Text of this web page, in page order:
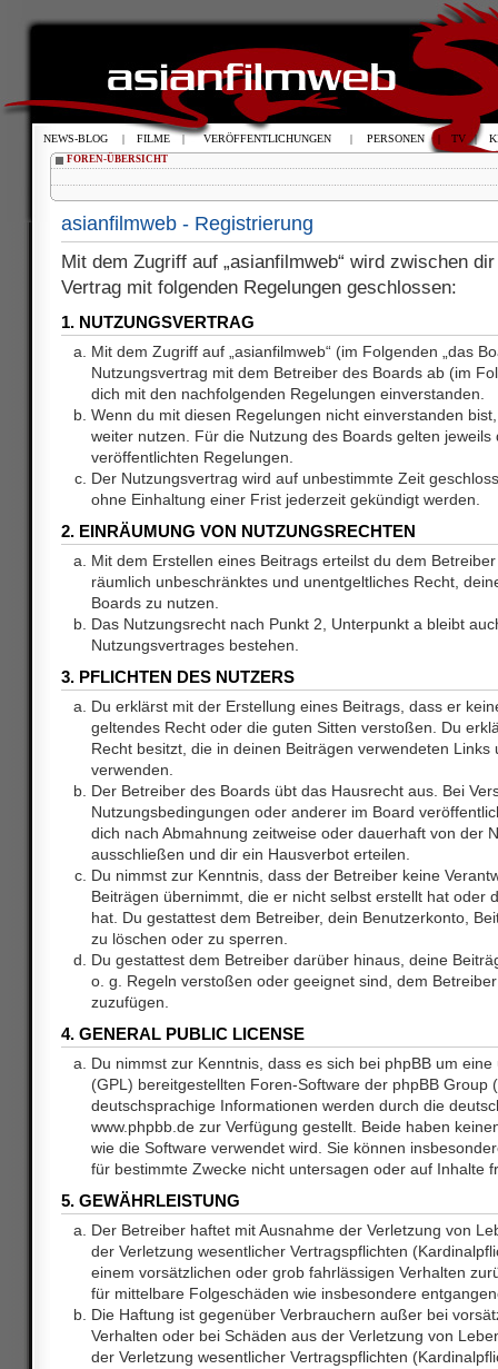
FOREN-ÜBERSICHT
asianfilmweb - Registrierung
Mit dem Zugriff auf „asianfilmweb“ wird zwischen
Vertrag mit folgenden Regelungen geschlossen:
1. NUTZUNGSVERTRAG
Mit dem Zugriff auf „asianfilmweb“ (im Folgenden „das
Nutzungsvertrag mit dem Betreiber des Boards ab (im
dich mit den nachfolgenden Regelungen einverstanden.
Wenn du mit diesen Regelungen nicht einverstanden
weiter nutzen. Für die Nutzung des Boards gelten jeweils
veröffentlichten Regelungen.
Der Nutzungsvertrag wird auf unbestimmte Zeit
ohne Einhaltung einer Frist jederzeit gekündigt werden.
2. EINRÄUMUNG VON NUTZUNGSRECHTEN
Mit dem Erstellen eines Beitrags erteilst du dem
räumlich unbeschränktes und unentgeltliches Recht,
Boards zu nutzen.
Das Nutzungsrecht nach Punkt 2, Unterpunkt a bleibt
Nutzungsvertrages bestehen.
3. PFLICHTEN DES NUTZERS
Du erklärst mit der Erstellung eines Beitrags, dass er
geltendes Recht oder die guten Sitten verstoßen. Du
Recht besitzt, die in deinen Beiträgen verwendeten Links
verwenden.
Der Betreiber des Boards übt das Hausrecht aus. Bei
Nutzungsbedingungen oder anderer im Board
dich nach Abmahnung zeitweise oder dauerhaft von der
ausschließen und dir ein Hausverbot erteilen.
Du nimmst zur Kenntnis, dass der Betreiber keine
Beiträgen übernimmt, die er nicht selbst erstellt hat oder
hat. Du gestattest dem Betreiber, dein Benutzerkonto,
zu löschen oder zu sperren.
Du gestattest dem Betreiber darüber hinaus, deine
o. g. Regeln verstoßen oder geeignet sind, dem
zuzufügen.
4. GENERAL PUBLIC LICENSE
Du nimmst zur Kenntnis, dass es sich bei phpBB um
(GPL) bereitgestellten Foren-Software der phpBB Group
deutschsprachige Informationen werden durch die
www.phpbb.de zur Verfügung gestellt. Beide haben
wie die Software verwendet wird. Sie können
für bestimmte Zwecke nicht untersagen oder auf Inhalte
5. GEWÄHRLEISTUNG
Der Betreiber haftet mit Ausnahme der Verletzung von
der Verletzung wesentlicher Vertragspflichten
einem vorsätzlichen oder grob fahrlässigen Verhalten
für mittelbare Folgeschäden wie insbesondere
Die Haftung ist gegenüber Verbrauchern außer bei
Verhalten oder bei Schäden aus der Verletzung von
der Verletzung wesentlicher Vertragspflichten
NEWS-BLOG | FILME | VERÖFFENTLICHUNGEN | PERSONEN | TV |